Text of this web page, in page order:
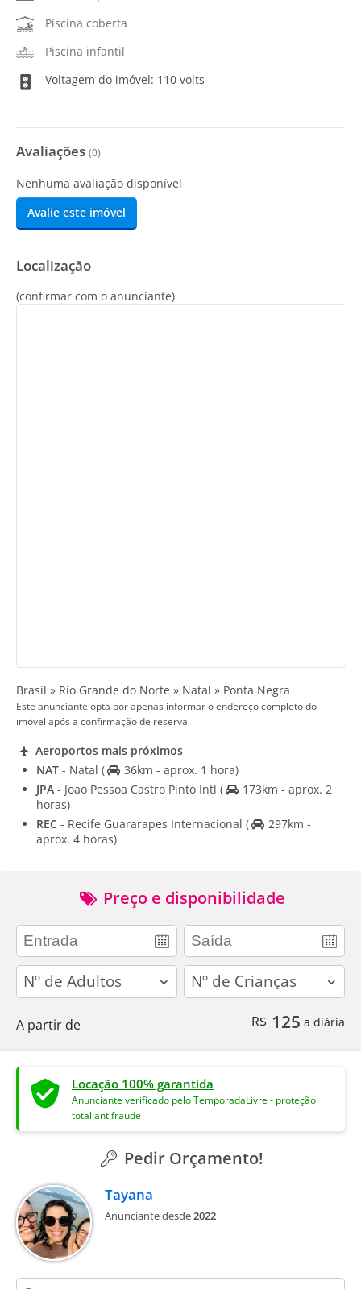
Piscina coberta
Piscina infantil
Voltagem do imóvel: 110 volts
Avaliações (0)
Nenhuma avaliação disponível
Avalie este imóvel
Localização
(confirmar com o anunciante)
Brasil » Rio Grande do Norte » Natal » Ponta Negra
Este anunciante opta por apenas informar o endereço completo do
imóvel após a confirmação de reserva
Aeroportos mais próximos
NAT - Natal (
36km - aprox. 1 hora)
JPA - Joao Pessoa Castro Pinto Intl (
173km - aprox. 2
horas)
REC - Recife Guararapes Internacional (
297km -
aprox. 4 horas)
Preço e disponibilidade
adults children
A partir de R$ 125 a diária
Locação 100% garantida
Anunciante verificado pelo TemporadaLivre - proteção
total antifraude
Pedir Orçamento!
Tayana
Anunciante desde2022
contact_name